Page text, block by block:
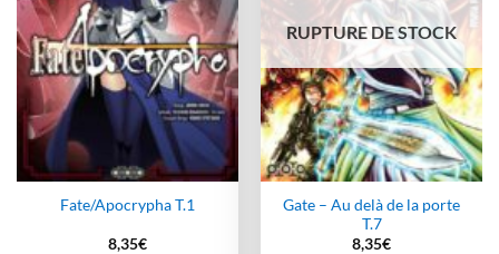
Fate/Apocrypha T.1
8,35€
RUPTURE DE STOCK
Gate – Au delà de la porte
T.7
8,35€